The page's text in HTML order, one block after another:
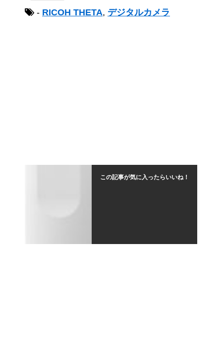
- RICOH THETA, デジタルカメラ
この記事が気に入ったらいいね！